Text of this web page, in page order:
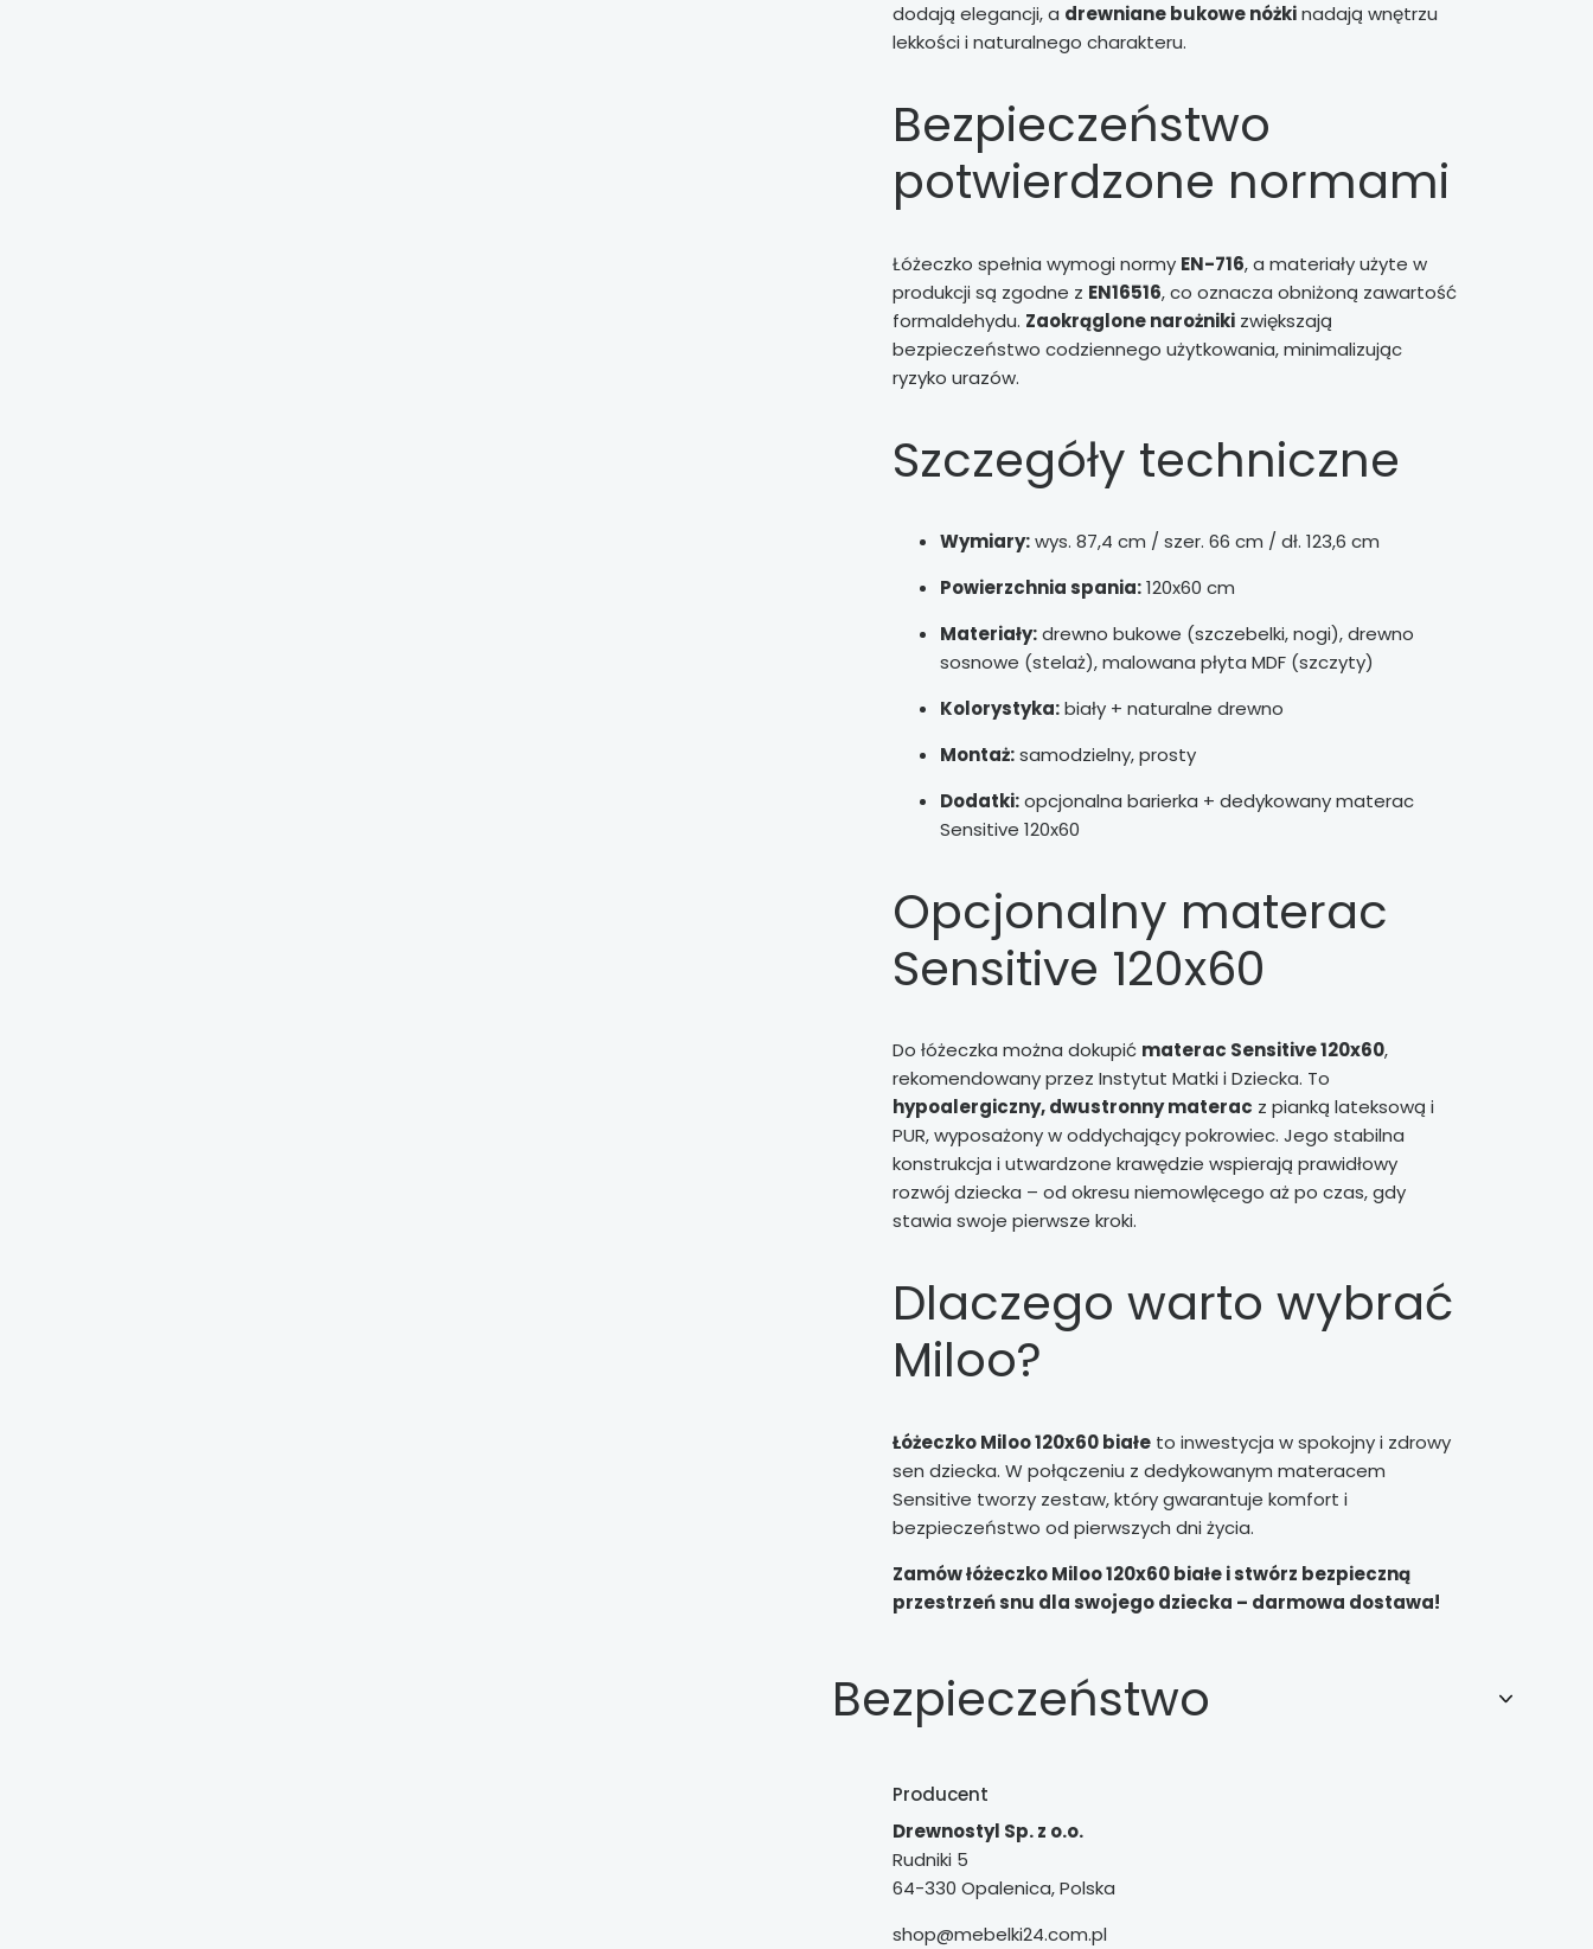
dodają elegancji, a drewniane bukowe nóżkinadają wnętrzu
lekkości i naturalnego charakteru.
Bezpieczeństwo
potwierdzone normami
Łóżeczko spełnia wymogi normy EN-716, a materiały użyte w
produkcji są zgodne z EN16516, co oznacza obniżoną zawartość
formaldehydu. Zaokrąglone narożnikizwiększają
bezpieczeństwo codziennego użytkowania, minimalizując
ryzyko urazów.
Szczegóły techniczne
Wymiary:wys. 87,4 cm / szer. 66 cm / dł. 123,6 cm
Powierzchnia spania:120x60 cm
Materiały:drewno bukowe (szczebelki, nogi), drewno
sosnowe (stelaż), malowana płyta MDF (szczyty)
Kolorystyka:biały + naturalne drewno
Montaż:samodzielny, prosty
Dodatki:opcjonalna barierka + dedykowany materac
Sensitive 120x60
Opcjonalny materac
Sensitive 120x60
Do łóżeczka można dokupić materac Sensitive 120x60,
rekomendowany przez Instytut Matki i Dziecka. To
hypoalergiczny, dwustronny materac z pianką lateksową i
PUR, wyposażony w oddychający pokrowiec. Jego stabilna
konstrukcja i utwardzone krawędzie wspierają prawidłowy
rozwój dziecka – od okresu niemowlęcego aż po czas, gdy
stawia swoje pierwsze kroki.
Dlaczego warto wybrać
Miloo?
Łóżeczko Miloo 120x60 białeto inwestycja w spokojny i zdrowy
sen dziecka. W połączeniu z dedykowanym materacem
Sensitive tworzy zestaw, który gwarantuje komfort i
bezpieczeństwo od pierwszych dni życia.
Zamów łóżeczko Miloo 120x60 białe i stwórz bezpieczną
przestrzeń snu dla swojego dziecka – darmowa dostawa!
Bezpieczeństwo
Producent
Drewnostyl Sp. z o.o.
Rudniki 5
64-330 Opalenica, Polska
shop@mebelki24.com.pl